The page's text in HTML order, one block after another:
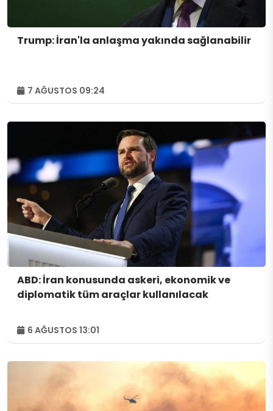
Trump: İran'la anlaşma yakında sağlanabilir
7 AĞUSTOS 09:24
ABD: İran konusunda askeri, ekonomik ve
diplomatik tüm araçlar kullanılacak
6 AĞUSTOS 13:01